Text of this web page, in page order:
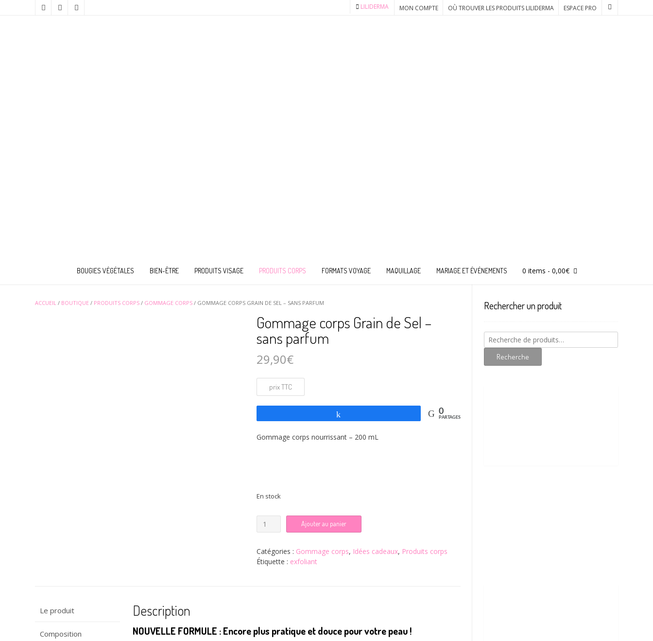
MON COMPTE OÙ TROUVER LES PRODUITS LILIDERMA ESPACE PRO
LILIDERMA
BOUGIES VÉGÉTALES BIEN-ÊTRE PRODUITS VISAGE PRODUITS CORPS FORMATS VOYAGE MAQUILLAGE MARIAGE ET ÉVÉNEMENTS 0 items - 0,00€
ACCUEIL / BOUTIQUE / PRODUITS CORPS / GOMMAGE CORPS / GOMMAGE CORPS GRAIN DE SEL – SANS PARFUM
Gommage corps Grain de Sel –
sans parfum
29,90€
0
PARTAGES
Gommage corps nourrissant – 200 mL
En stock
quantité
de
corps
Grain
Ajouter au panier
Catégories : Gommage corps, Idées cadeaux, Produits corps
Étiquette : exfoliant
Le produit
Composition
Description
NOUVELLE FORMULE : Encore plus pratique et douce pour votre peau !
Rechercher un produit
Recherche
pour :
Recherche